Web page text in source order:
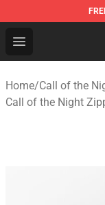
Open menu
Call of the
Home/Call of the
Call of the Night